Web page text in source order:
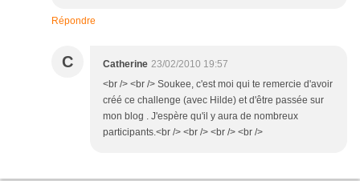
Répondre
C Catherine 23/02/2010 19:57
<br /> <br /> Soukee, c'est moi qui te remercie d'avoir
créé ce challenge (avec Hilde) et d'être passée sur
mon blog . J'espère qu'il y aura de nombreux
participants.<br /> <br /> <br /> <br />